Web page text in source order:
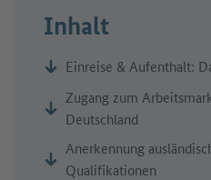
Inhalt
Einreise & Aufenthalt:
Zugang zum
Deutschland
Anerkennung
Qualifikationen